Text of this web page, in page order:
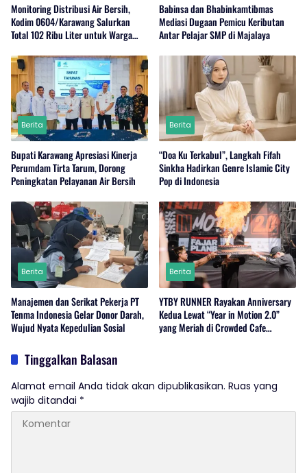
Monitoring Distribusi Air Bersih,
Kodim 0604/Karawang Salurkan
Total 102 Ribu Liter untuk Warga
Babinsa dan Bhabinkamtibmas
Mediasi Dugaan Pemicu Keributan
Antar Pelajar SMP di Majalaya
Berita
Bupati Karawang Apresiasi Kinerja
Perumdam Tirta Tarum, Dorong
Peningkatan Pelayanan Air Bersih
Berita
“Doa Ku Terkabul”, Langkah Fifah
Sinkha Hadirkan Genre Islamic City
Pop di Indonesia
Berita
Manajemen dan Serikat Pekerja PT
Tenma Indonesia Gelar Donor Darah,
Wujud Nyata Kepedulian Sosial
Berita
YTBY RUNNER Rayakan Anniversary
Kedua Lewat “Year in Motion 2.0”
yang Meriah di Crowded Cafe
Tinggalkan Balasan
Alamat email Anda tidak akan dipublikasikan. Ruas yang
wajib ditandai *